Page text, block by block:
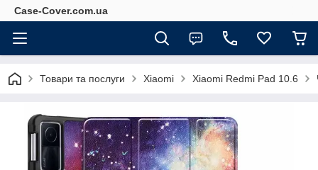
Case-Cover.com.ua
Товари та послуги Xiaomi Xiaomi Redmi Pad 10.6